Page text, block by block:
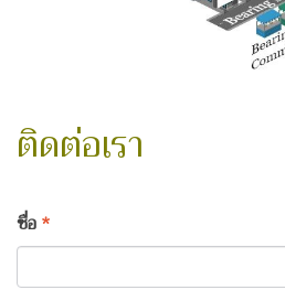
ติดต่อเรา
ชื่อ*